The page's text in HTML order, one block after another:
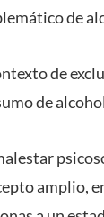
de
de
de
amplio,